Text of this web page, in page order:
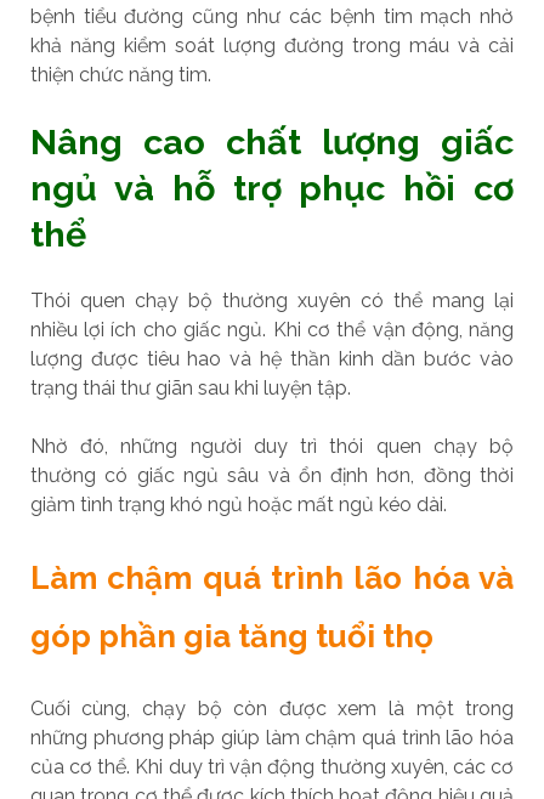
bệnh tiểu đường cũng như các bệnh tim mạch nhờ
khả năng kiểm soát lượng đường trong máu và cải
thiện chức năng tim.
Nâng cao chất lượng giấc
ngủ và hỗ trợ phục hồi cơ
thể
Thói quen chạy bộ thường xuyên có thể mang lại
nhiều lợi ích cho giấc ngủ. Khi cơ thể vận động, năng
lượng được tiêu hao và hệ thần kinh dần bước vào
trạng thái thư giãn sau khi luyện tập.
Nhờ đó, những người duy trì thói quen chạy bộ
thường có giấc ngủ sâu và ổn định hơn, đồng thời
giảm tình trạng khó ngủ hoặc mất ngủ kéo dài.
Làm chậm quá trình lão hóa và
góp phần gia tăng tuổi thọ
Cuối cùng, chạy bộ còn được xem là một trong
những phương pháp giúp làm chậm quá trình lão hóa
của cơ thể. Khi duy trì vận động thường xuyên, các cơ